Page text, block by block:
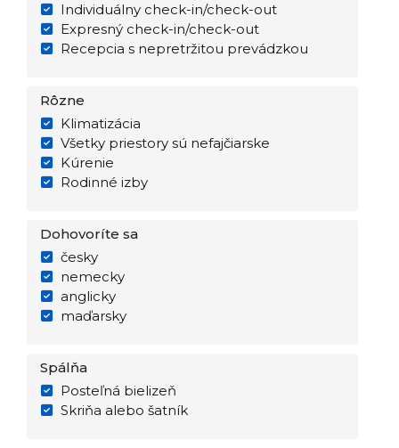
Individuálny check-in/check-out
Expresný check-in/check-out
Recepcia s nepretržitou prevádzkou
Rôzne
Klimatizácia
Všetky priestory sú nefajčiarske
Kúrenie
Rodinné izby
Dohovoríte sa
česky
nemecky
anglicky
maďarsky
Spálňa
Posteľná bielizeň
Skriňa alebo šatník